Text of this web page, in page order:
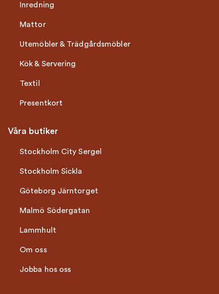
Inredning
Mattor
Utemöbler & Trädgårdsmöbler
Kök & Servering
Textil
Presentkort
Våra butiker
Stockholm City Sergel
Stockholm Sickla
Göteborg Järntorget
Malmö Södergatan
Lammhult
Om oss
Jobba hos oss